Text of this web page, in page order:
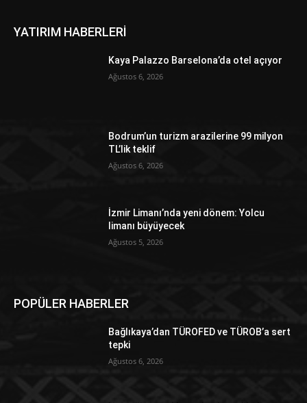
YATIRIM HABERLERİ
Kaya Palazzo Barselona’da otel açıyor
Ağustos 6, 2026
Bodrum’un turizm arazilerine 99 milyon
TL’lik teklif
Ağustos 6, 2026
İzmir Limanı’nda yeni dönem: Yolcu
limanı büyüyecek
Ağustos 5, 2026
POPÜLER HABERLER
Bağlıkaya’dan TÜROFED ve TÜROB’a sert
tepki
Ağustos 6, 2026